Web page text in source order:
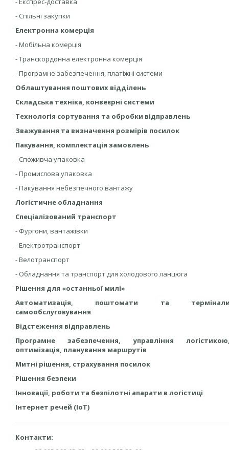
- Спільні закупки
Електронна комерція
- Мобільна комерція
- Транскордонна електронна комерція
- Програмне забезпечення, платіжні системи
Облаштування поштових відділень
Складська техніка, конвеєрні системи
Технологія сортування та обробки відправлень
Зважування та визначення розмірів посилок
Пакування, комплектація замовлень
- Cпоживча упаковка
- Промислова упаковка
- Пакування небезпечного вантажу
Логістичне обладнання
Спеціалізований транспорт
- Фургони, вантажівки
- Електротранспорт
- Велотранспорт
- Обладнання та транспорт для холодового ланцюга
Рішення для «останньої милі»
Автоматизація, поштомати та
самообслуговування
Відстеження відправлень
Програмне забезпечення, управління
оптимізація, планування маршрутів
Митні рішення, страхування посилок
Рішення безпеки
Інновації, роботи та безпілотні апарати в логістиці
Інтернет речей (IoT)
Контакти: